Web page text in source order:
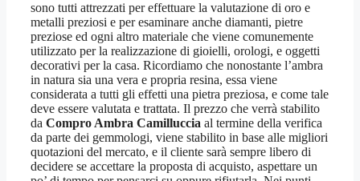
sono tutti attrezzati per effettuare la valutazione di oro e
metalli preziosi e per esaminare anche diamanti, pietre
preziose ed ogni altro materiale che viene comunemente
utilizzato per la realizzazione di gioielli, orologi, e oggetti
decorativi per la casa. Ricordiamo che nonostante l’ambra
in natura sia una vera e propria resina, essa viene
considerata a tutti gli effetti una pietra preziosa, e come tale
deve essere valutata e trattata. Il prezzo che verrà stabilito
da Compro Ambra Camilluccia al termine della verifica
da parte dei gemmologi, viene stabilito in base alle migliori
quotazioni del mercato, e il cliente sarà sempre libero di
decidere se accettare la proposta di acquisto, aspettare un